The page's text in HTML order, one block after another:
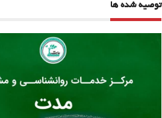
توصیه شده ها